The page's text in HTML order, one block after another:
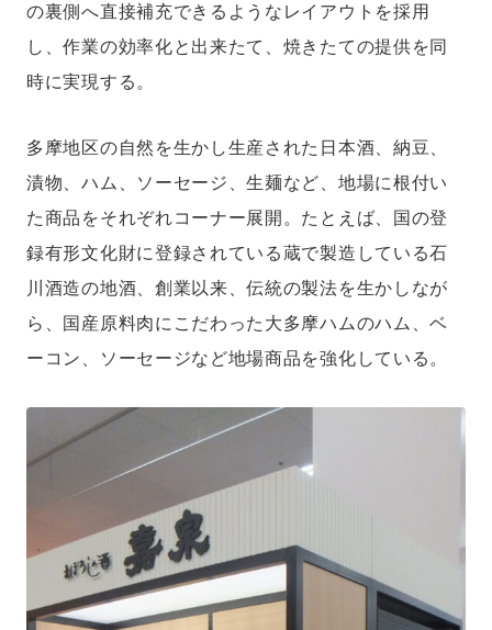
の裏側へ直接補充できるようなレイアウトを採用
し、作業の効率化と出来たて、焼きたての提供を同
時に実現する。
多摩地区の自然を生かし生産された日本酒、納豆、
漬物、ハム、ソーセージ、生麺など、地場に根付い
た商品をそれぞれコーナー展開。たとえば、国の登
録有形文化財に登録されている蔵で製造している石
川酒造の地酒、創業以来、伝統の製法を生かしなが
ら、国産原料肉にこだわった大多摩ハムのハム、ベ
ーコン、ソーセージなど地場商品を強化している。